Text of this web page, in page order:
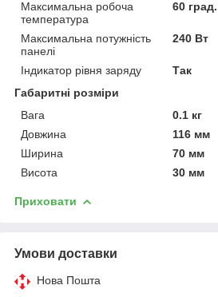
Максимальна робоча
температура
60 град.
Максимальна потужність
панелі
240 Вт
Індикатор рівня заряду
Так
Габаритні розміри
Вага
0.1 кг
Довжина
116 мм
Ширина
70 мм
Висота
30 мм
Приховати
Умови доставки
Нова Пошта